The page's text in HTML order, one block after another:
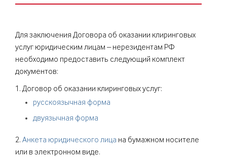
Для заключения Договора об оказании клиринговых
услуг юридическим лицам – нерезидентам РФ
необходимо предоставить следующий комплект
документов:
1. Договор об оказании клиринговых услуг:
русскоязычная форма
двуязычная форма
2. Анкета юридического лица на бумажном носителе
или в электронном виде.